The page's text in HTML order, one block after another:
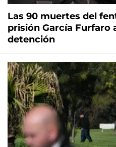
Las 90 muertes del
prisión García Furfaro
detención